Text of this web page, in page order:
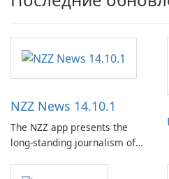
NZZ News 14.10.1
The NZZ app presents the
long-standing journalism of